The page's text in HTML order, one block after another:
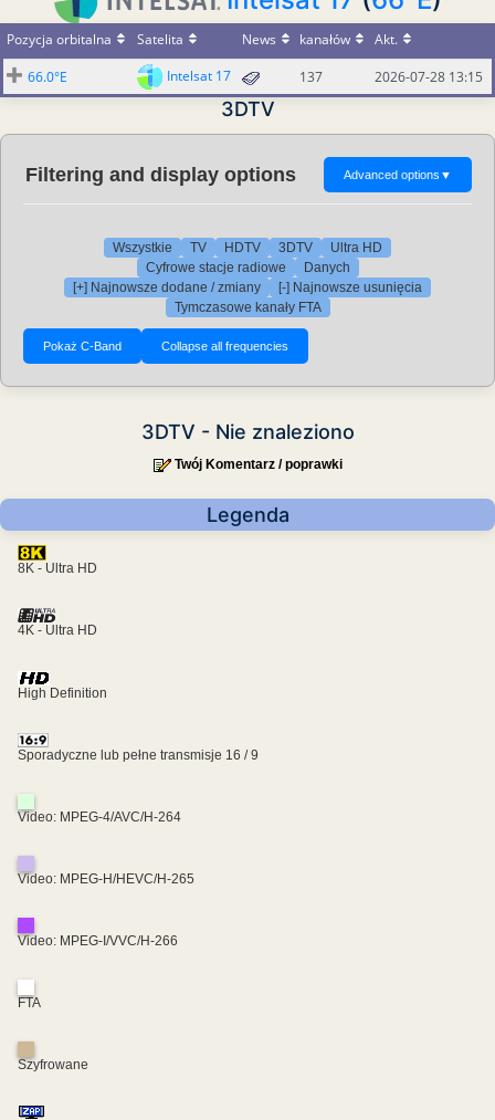
Pozycja orbitalna Satelita News kanałów
Akt.
66.0°E
Intelsat 17 137 2026-07-28 13:15
3DTV
Filtering and display options Advanced options ▼
Wszystkie TV HDTV 3DTV
Ultra HD
Cyfrowe stacje radiowe
Danych
[+] Najnowsze dodane / zmiany
[-] Najnowsze usunięcia
Tymczasowe kanały FTA
3DTV - Nie znaleziono
Twój Komentarz / poprawki
Legenda
8K - Ultra HD
4K - Ultra HD
High Definition
Sporadyczne lub pełne transmisje 16 / 9
Video: MPEG-4/AVC/H-264
Video: MPEG-H/HEVC/H-265
Video: MPEG-I/VVC/H-266
FTA
Szyfrowane